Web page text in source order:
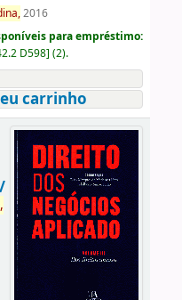
2016
para empréstimo:
D598] (2).
carrinho